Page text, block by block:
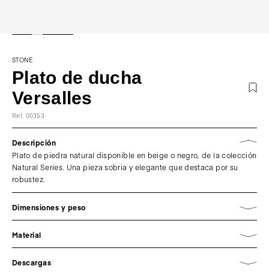
STONE
Plato de ducha
Versalles
Ref. 00353
Descripción
Plato de piedra natural disponible en beige o negro, de la colección
Natural Series. Una pieza sobria y elegante que destaca por su
robustez.
Dimensiones y peso
Material
Descargas